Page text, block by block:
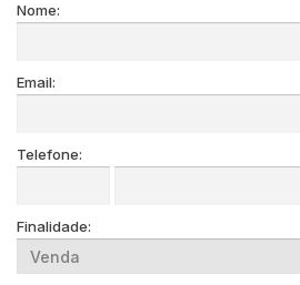
Nome:
Email:
Telefone:
Finalidade: